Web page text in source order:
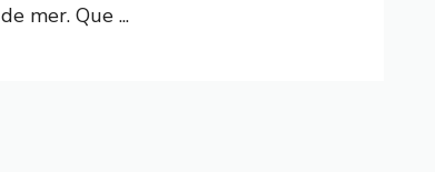
de mer. Que ...